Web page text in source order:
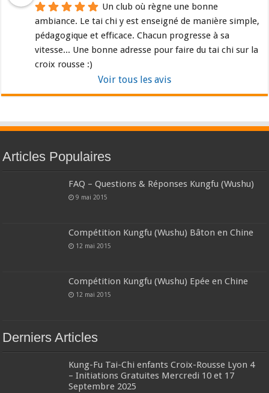
Un club où règne une bonne
ambiance. Le tai chi y est enseigné de manière simple,
pédagogique et efficace. Chacun progresse à sa
vitesse... Une bonne adresse pour faire du tai chi sur la
croix rousse :)
Voir tous les avis
Articles Populaires
FAQ – Questions & Réponses Kungfu (Wushu)
9 mai 2015
Compétition Kungfu (Wushu) Bâton en Chine
12 mai 2015
Compétition Kungfu (Wushu) Epée en Chine
12 mai 2015
Derniers Articles
Kung-Fu Tai-Chi enfants Croix-Rousse Lyon 4
– Initiations Gratuites Mercredi 10 et 17
Septembre 2025